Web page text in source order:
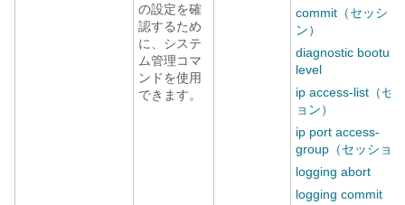
の設定を確
認するため
に、システ
ム管理コマ
ンドを使用
できます。
commit（セッショ
ン）
diagnostic bootup
level
ip access-list（セ
ョン）
ip port access-
group（セッショ
logging abort
logging commit